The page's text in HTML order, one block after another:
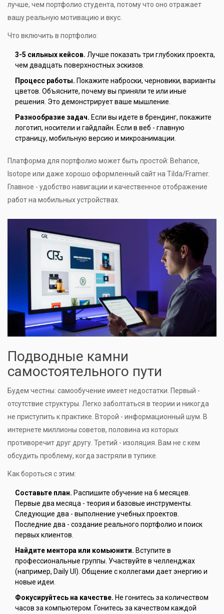
лучше, чем портфолио студента, потому что оно отражает
вашу реальную мотивацию и вкус.
Что включить в портфолио:
3-5 сильных кейсов. Лучше показать три глубоких проекта,
чем двадцать поверхностных эскизов.
Процесс работы. Покажите наброски, черновики, варианты
цветов. Объясните, почему вы приняли те или иные
решения. Это демонстрирует ваше мышление.
Разнообразие задач. Если вы идете в брендинг, покажите
логотип, носители и гайдлайн. Если в веб - главную
страницу, мобильную версию и микроанимации.
Платформа для портфолио может быть простой: Behance,
Isotope или даже хорошо оформленный сайт на Tilda/Framer.
Главное - удобство навигации и качественное отображение
работ на мобильных устройствах.
Подводные камни
самостоятельного пути
Будем честны: самообучение имеет недостатки. Первый -
отсутствие структуры. Легко заболтаться в теории и никогда
не приступить к практике. Второй - информационный шум. В
интернете миллионы советов, половина из которых
противоречит друг другу. Третий - изоляция. Вам не с кем
обсудить проблему, когда застряли в тупике.
Как бороться с этим:
Составьте план. Распишите обучение на 6 месяцев.
Первые два месяца - теория и базовые инструменты.
Следующие два - выполнение учебных проектов.
Последние два - создание реального портфолио и поиск
первых клиентов.
Найдите ментора или комьюнити. Вступите в
профессиональные группы. Участвуйте в челленджах
(например, Daily UI). Общение с коллегами дает энергию и
новые идеи.
Фокусируйтесь на качестве. Не гонитесь за количеством
часов за компьютером. Гонитесь за качеством каждой